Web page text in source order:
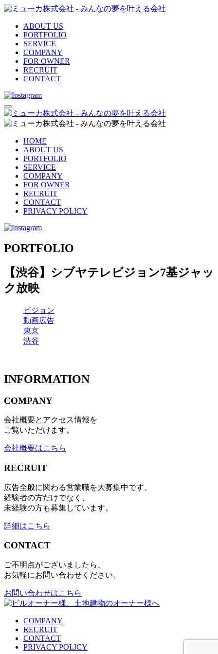
ABOUT US
PORTFOLIO
SERVICE
COMPANY
FOR OWNER
RECRUIT
CONTACT
HOME
ABOUT US
PORTFOLIO
SERVICE
COMPANY
FOR OWNER
RECRUIT
CONTACT
PRIVACY POLICY
PORTFOLIO
【渋谷】シブヤテレビジョン7基ジャッ
ク放映
ビジョン
動画広告
東京
渋谷
INFORMATION
COMPANY
会社概要とアクセス情報を
ご覧いただけます。
会社概要はこちら
RECRUIT
広告全般に関わる営業職を大募集中です。
経験者の方だけでなく、
未経験の方も募集しています。
詳細はこちら
CONTACT
ご不明点がございましたら、
お気軽にお問い合わせください。
お問い合わせはこちら
COMPANY
RECRUIT
CONTACT
PRIVACY POLICY